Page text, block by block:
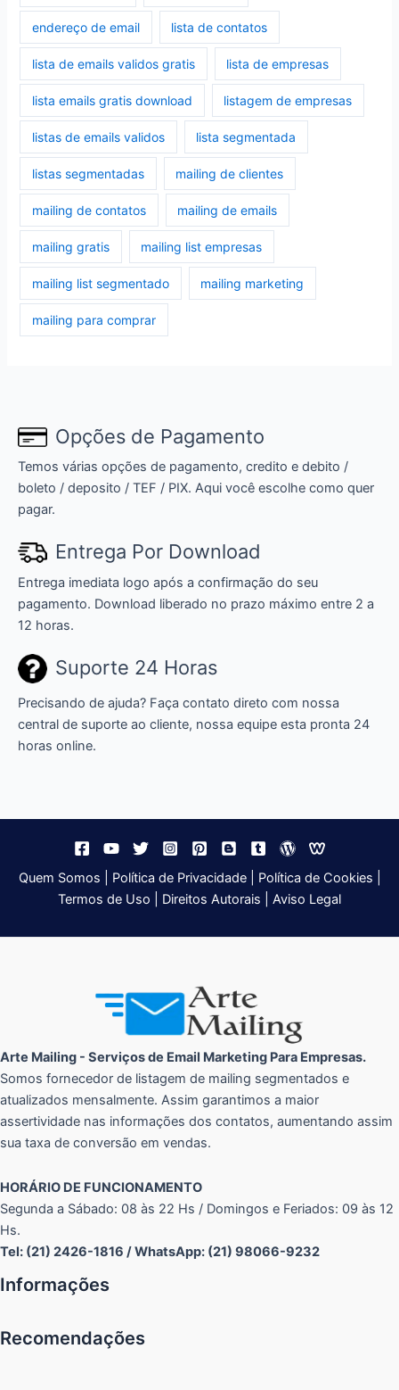
endereço de email lista de contatos
lista de emails validos gratis lista de empresas
lista emails gratis download listagem de empresas
listas de emails validos lista segmentada
listas segmentadas mailing de clientes
mailing de contatos mailing de emails
mailing gratis mailing list empresas
mailing list segmentado mailing marketing
mailing para comprar
Opções de Pagamento
Temos várias opções de pagamento, credito e debito /
boleto / deposito / TEF / PIX. Aqui você escolhe como quer
pagar.
Entrega Por Download
Entrega imediata logo após a confirmação do seu
pagamento. Download liberado no prazo máximo entre 2 a
12 horas.
Suporte 24 Horas
Precisando de ajuda? Faça contato direto com nossa
central de suporte ao cliente, nossa equipe esta pronta 24
horas online.
Quem Somos Política de Privacidade| Política de Cookies
Termos de Uso
Direitos Autorais Aviso Legal
Arte Mailing - Serviços de Email Marketing Para Empresas.
Somos fornecedor de listagem de mailing segmentados e
atualizados mensalmente. Assim garantimos a maior
assertividade nas informações dos contatos, aumentando assim
sua taxa de conversão em vendas.
HORÁRIO DE FUNCIONAMENTO
Segunda a Sábado: 08 às 22 Hs / Domingos e Feriados: 09 às 12
Hs.
Tel: (21) 2426-1816 / WhatsApp: (21) 98066-9232
Informações
Recomendações